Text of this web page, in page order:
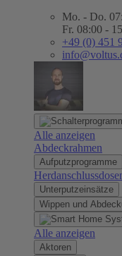
Mo. - Do.
Fr. 08:00 -
+49 (0) 451
Alle anzeigen
Abdeckrahmen
Aufputzprogramme
Unterputzeinsätze
Wippen und
Alle anzeigen
Aktoren